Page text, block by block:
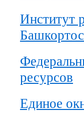
Институт
ресурсов
Единое